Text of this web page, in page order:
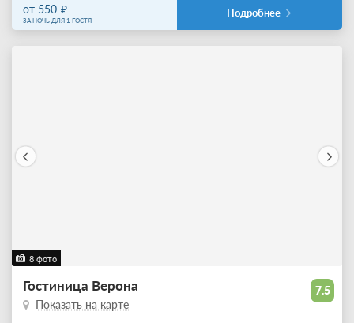
от 550
ЗА НОЧЬ ДЛЯ 1 ГОСТЯ
Подробнее
8 фото
7.5
Гостиница Верона
Показать на карте